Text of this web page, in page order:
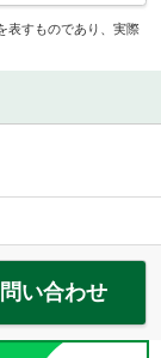
表すものであり、実際
い合わせ